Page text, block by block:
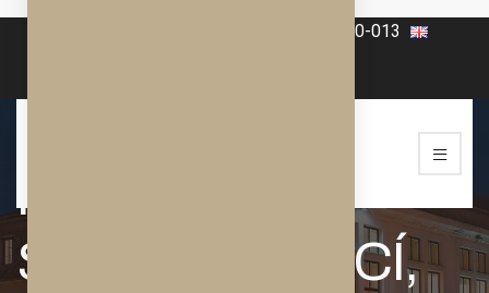
+420 568-860-013
PŘIPRAVUJEME
PRO VÁS
SPOUSTU AKCÍ,